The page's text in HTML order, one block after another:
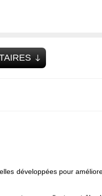
développées pour